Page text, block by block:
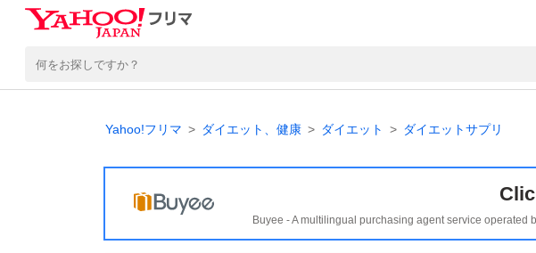
Yahoo!フリマ ダイエット、健康 ダイエット ダイエットサプリ
Buyee - A multilingual purchasing agent service operated